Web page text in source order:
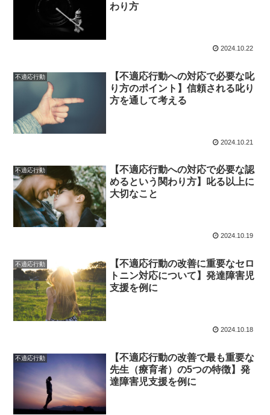
わり方
2024.10.22
不適応行動
【不適応行動への対応で必要な叱
り方のポイント】信頼される叱り
方を通して考える
2024.10.21
不適応行動
【不適応行動への対応で必要な認
めるという関わり方】叱る以上に
大切なこと
2024.10.19
不適応行動
【不適応行動の改善に重要なセロ
トニン対応について】発達障害児
支援を例に
2024.10.18
不適応行動
【不適応行動の改善で最も重要な
先生（療育者）の5つの特徴】発
達障害児支援を例に